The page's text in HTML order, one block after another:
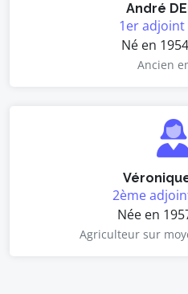
André
1er adjoint
Né en
Ancien
2ème
Née en
Agriculteur sur